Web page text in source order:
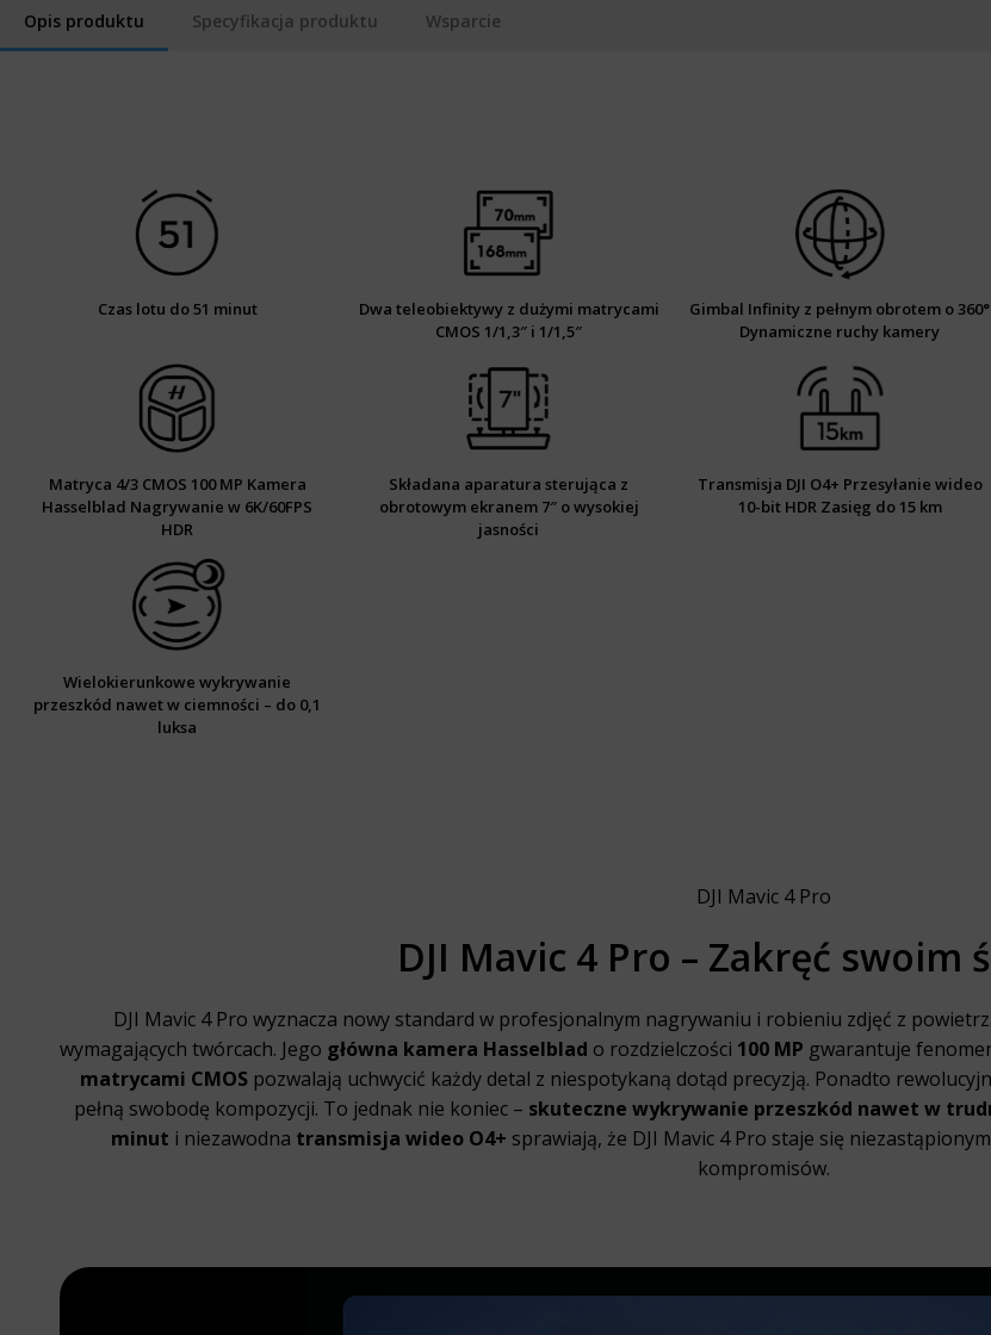
Opis produktu Specyfikacja produktu Wsparcie
Czas lotu do 51 minut
Dwa teleobiektywy z dużymi matrycami
CMOS 1/1,3″ i 1/1,5″
Gimbal Infinity z pełnym obrotem o 360°
Dynamiczne ruchy kamery
Matryca 4/3 CMOS 100 MP Kamera
Hasselblad Nagrywanie w 6K/60FPS
HDR
Składana aparatura sterująca z
obrotowym ekranem 7″ o wysokiej
jasności
Transmisja DJI O4+ Przesyłanie wideo
10-bit HDR Zasięg do 15 km
Wielokierunkowe wykrywanie
przeszkód nawet w ciemności – do 0,1
luksa
DJI Mavic 4 Pro
DJI Mavic 4 Pro – Zakręć swoim
DJI Mavic 4 Pro wyznacza nowy standard w profesjonalnym nagrywaniu i robieniu zdjęć z
wymagających twórcach. Jego główna kamera Hasselblad o rozdzielczości 100 MP gwarantuje
matrycami CMOSpozwalają uchwycić każdy detal z niespotykaną dotąd precyzją. Ponadto
pełną swobodę kompozycji. To jednak nie koniec – skuteczne wykrywanie przeszkód nawet w
minut i niezawodna transmisja wideo O4+ sprawiają, że DJI Mavic 4 Pro staje się
kompromisów.